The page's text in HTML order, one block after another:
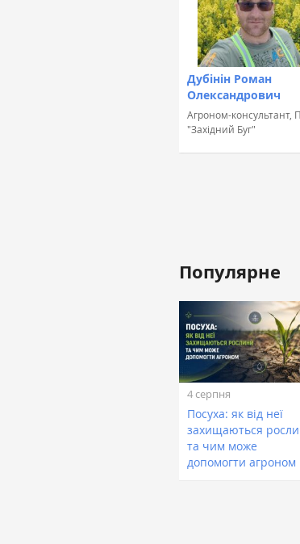
Дубінін Роман
Олександрович
Агроном-консультант,
"Західний Буг"
Жовтан Назар
Лінійний агроном, ТОВ
«ТАС Агро Захід» (ТАС
Агро)
Популярне
4 серпня
Посуха: як від неї
захищаються
та чим може
допомогти агроном